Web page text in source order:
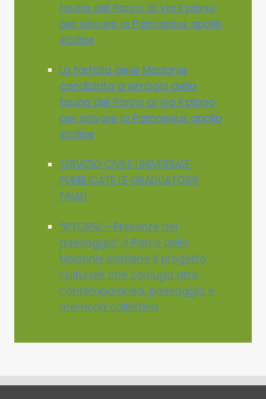
fauna del Parco: al via il piano
per salvare la Parnassius apollo
siciliae
La farfalla delle Madonie
candidata a simbolo della
fauna del Parco: al via il piano
per salvare la Parnassius apollo
siciliae
SERVIZIO CIVILE UNIVERSALE:
PUBBLICATE LE GRADUATORIE
FINALI
“RITORNI – Presenze nel
paesaggio”: il Parco delle
Madonie sostiene il progetto
culturale che coniuga arte
contemporanea, paesaggio e
memoria collettiva